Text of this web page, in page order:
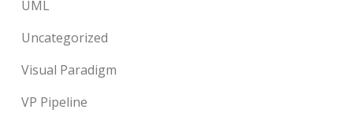
UML
Uncategorized
Visual Paradigm
VP Pipeline